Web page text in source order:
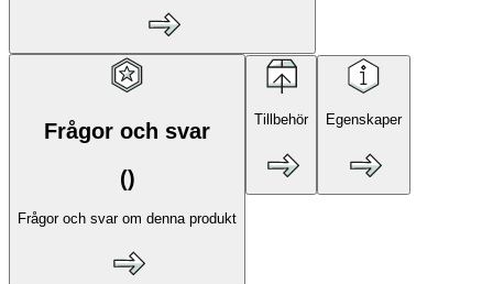
Frågor och svar
()
Frågor och svar om denna produkt
Tillbehör Egenskaper